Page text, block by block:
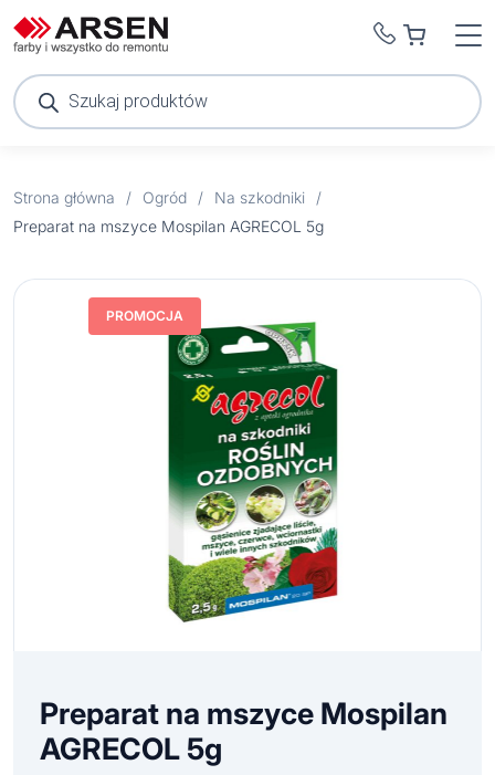
Wyszukiwarka
produktów
Strona główna / Ogród / Na szkodniki
/
Preparat na mszyce Mospilan AGRECOL 5g
PROMOCJA
Preparat na mszyce Mospilan
AGRECOL 5g